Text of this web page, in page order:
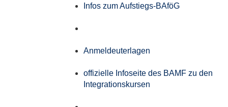
Infos zum Aufstiegs-BAföG
Anmeldeuterlagen
offizielle Infoseite des BAMF zu den
Integrationskursen